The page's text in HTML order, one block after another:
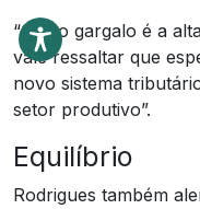
“Outro gargalo é a
vale ressaltar que
novo sistema
setor produtivo”.
Equilíbrio
Rodrigues também